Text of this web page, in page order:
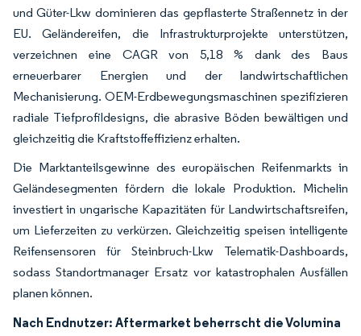
und Güter-Lkw dominieren das gepflasterte Straßennetz in der
EU. Geländereifen, die Infrastrukturprojekte unterstützen,
verzeichnen eine CAGR von 5,18 % dank des Baus
erneuerbarer Energien und der landwirtschaftlichen
Mechanisierung. OEM-Erdbewegungsmaschinen spezifizieren
radiale Tiefprofildesigns, die abrasive Böden bewältigen und
gleichzeitig die Kraftstoffeffizienz erhalten.
Die Marktanteilsgewinne des europäischen Reifenmarkts in
Geländesegmenten fördern die lokale Produktion. Michelin
investiert in ungarische Kapazitäten für Landwirtschaftsreifen,
um Lieferzeiten zu verkürzen. Gleichzeitig speisen intelligente
Reifensensoren für Steinbruch-Lkw Telematik-Dashboards,
sodass Standortmanager Ersatz vor katastrophalen Ausfällen
planen können.
Nach Endnutzer: Aftermarket beherrscht die Volumina